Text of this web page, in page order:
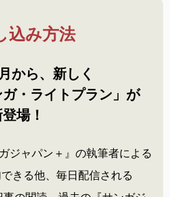
込み方法
から、新しく
・ ライトプラン」が
場！
ジャパン＋』の執筆者による
きる他、毎日配信される